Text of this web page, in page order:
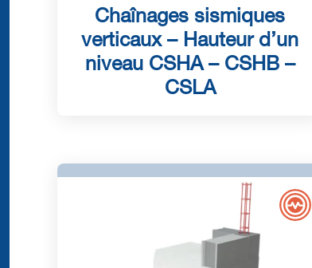
Chaînages sismiques
verticaux – Hauteur d’un
niveau CSHA – CSHB –
CSLA